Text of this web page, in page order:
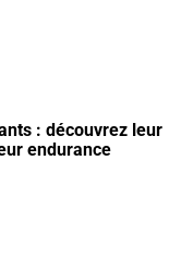
: découvrez leur
endurance